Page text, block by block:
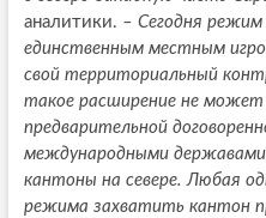
аналитики. – Сегодня
единственным местным
свой территориальный
такое расширение не может
предварительной
международными
кантоны на севере. Любая
режима захватить кантон